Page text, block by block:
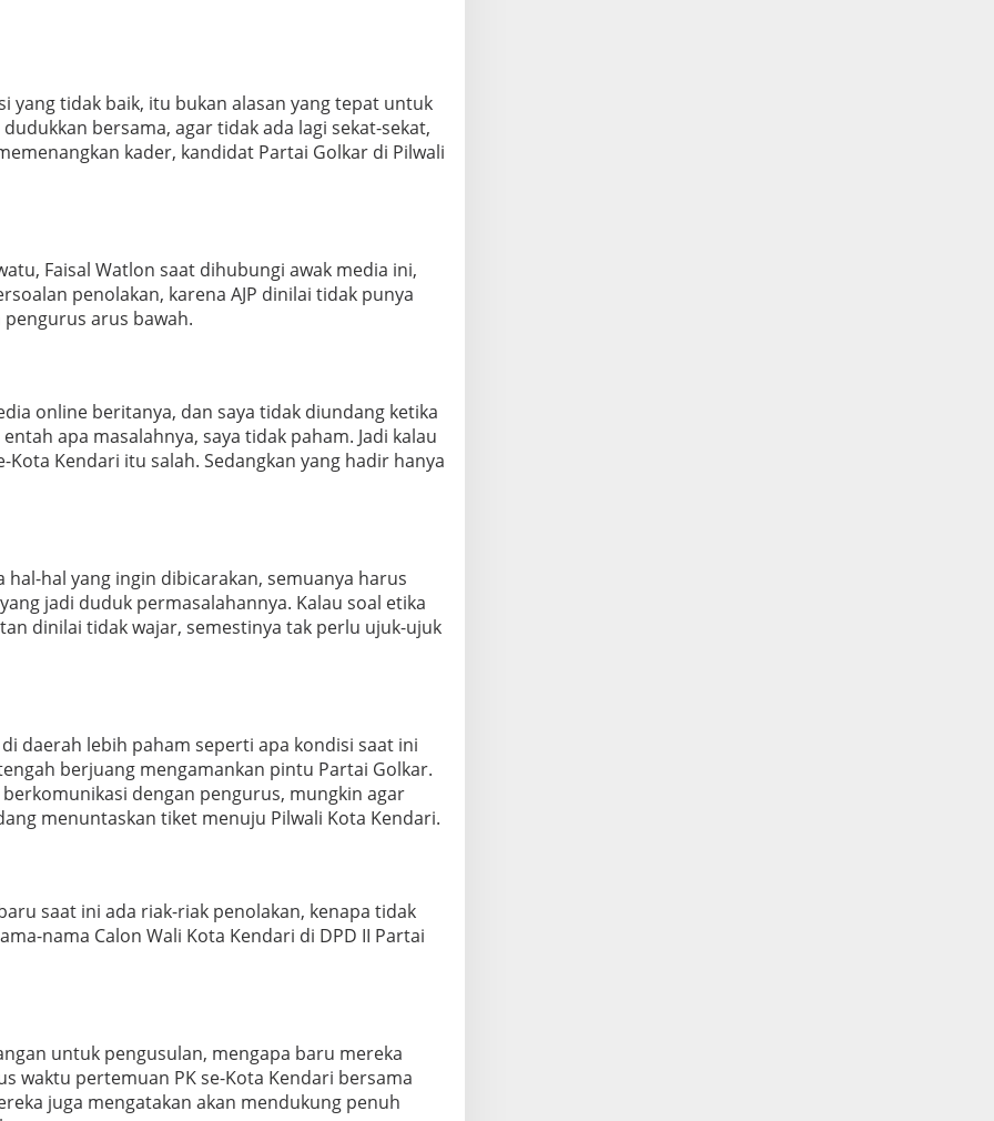
yang tidak baik, itu bukan alasan yang tepat untuk
bersama, agar tidak ada lagi sekat-sekat,
kader, kandidat Partai Golkar di Pilwali
Faisal Watlon saat dihubungi awak media ini,
penolakan, karena AJP dinilai tidak punya
arus bawah.
online beritanya, dan saya tidak diundang ketika
apa masalahnya, saya tidak paham. Jadi kalau
Kota Kendari itu salah. Sedangkan yang hadir hanya
hal-hal yang ingin dibicarakan, semuanya harus
jadi duduk permasalahannya. Kalau soal etika
dinilai tidak wajar, semestinya tak perlu ujuk-ujuk
daerah lebih paham seperti apa kondisi saat ini
berjuang mengamankan pintu Partai Golkar.
dengan pengurus, mungkin agar
menuntaskan tiket menuju Pilwali Kota Kendari.
saat ini ada riak-riak penolakan, kenapa tidak
nama Calon Wali Kota Kendari di DPD II Partai
untuk pengusulan, mengapa baru mereka
waktu pertemuan PK se-Kota Kendari bersama
juga mengatakan akan mendukung penuh